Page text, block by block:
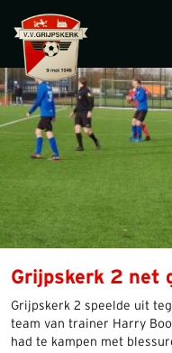
Grijpskerk 2 net
Grijpskerk 2 speelde uit
team van trainer Harry
had te kampen met